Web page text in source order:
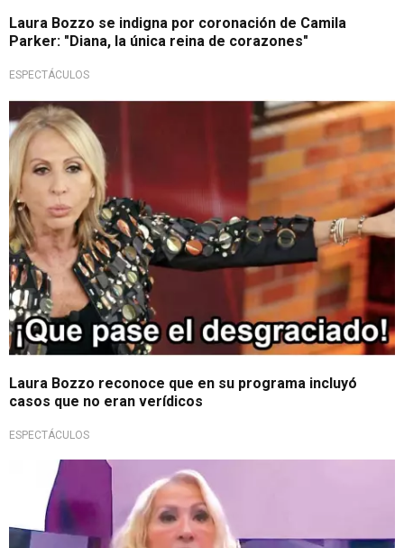
Laura Bozzo se indigna por coronación de Camila
Parker: "Diana, la única reina de corazones"
ESPECTÁCULOS
¡Lo admitió!
Laura Bozzo reconoce que en su programa incluyó
casos que no eran verídicos
ESPECTÁCULOS